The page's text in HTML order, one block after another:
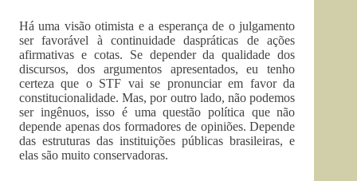
Há uma visão otimista e a esperança de o julgamento
ser favorável à continuidade daspráticas de ações
afirmativas e cotas. Se depender da qualidade dos
discursos, dos argumentos apresentados, eu tenho
certeza que o STF vai se pronunciar em favor da
constitucionalidade. Mas, por outro lado, não podemos
ser ingênuos, isso é uma questão política que não
depende apenas dos formadores de opiniões. Depende
das estruturas das instituições públicas brasileiras, e
elas são muito conservadoras.